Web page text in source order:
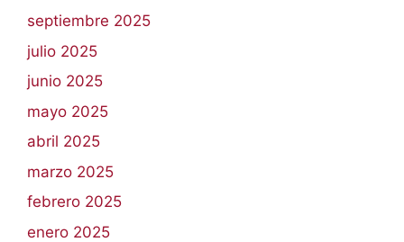
septiembre 2025
julio 2025
junio 2025
mayo 2025
abril 2025
marzo 2025
febrero 2025
enero 2025